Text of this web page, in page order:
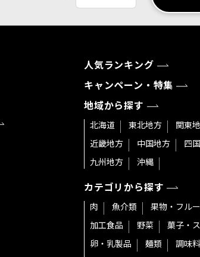
人気ランキング
キャンペーン・特集
地域から探す
北海道 東北地方 関東
近畿地方
中国地方
四
九州地方
沖縄
カテゴリから探す
肉 魚介類 果物・フル
加工食品
野菜
菓子・
卵・乳製品
麺類 調味